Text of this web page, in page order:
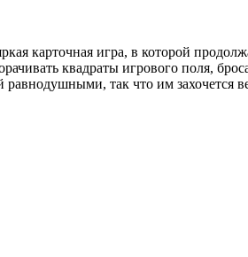
карточная игра, в которой
квадраты игрового поля,
так что им захочется